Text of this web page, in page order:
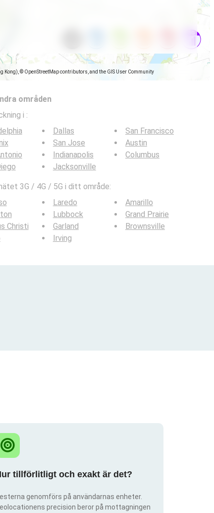
Kong), © OpenStreetMap contributors, and the GIS User Community
områden
i :
Dallas
San Jose
Indianapolis
Jacksonville
San Francisco
Austin
Columbus
3G / 4G / 5G i ditt område:
Christi
Laredo
Lubbock
Garland
Irving
Amarillo
Grand Prairie
Brownsville
tillförlitligt och exakt är det?
genomförs på användarnas enheter.
precision beror på mottagningen